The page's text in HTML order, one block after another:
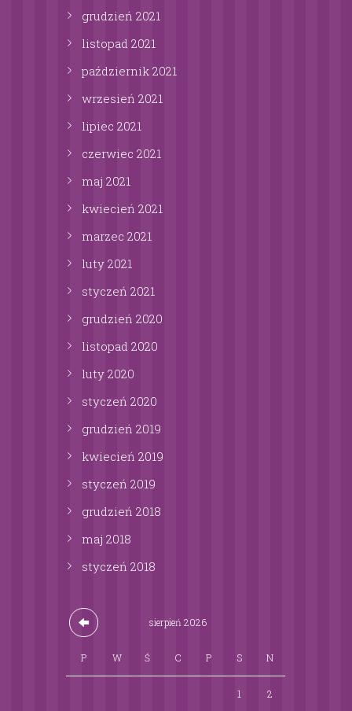
grudzień 2021
listopad 2021
październik 2021
wrzesień 2021
lipiec 2021
czerwiec 2021
maj 2021
kwiecień 2021
marzec 2021
luty 2021
styczeń 2021
grudzień 2020
listopad 2020
luty 2020
styczeń 2020
grudzień 2019
kwiecień 2019
styczeń 2019
grudzień 2018
maj 2018
styczeń 2018
sierpień 2026
P W Ś C P S N
1 2